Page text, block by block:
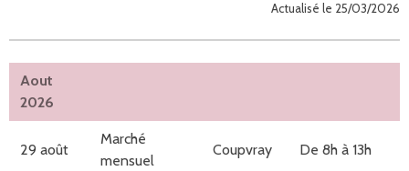
Actualisé le 25/03/2026
Aout
2026
29 août
Marché
mensuel
Coupvray De 8h à 13h